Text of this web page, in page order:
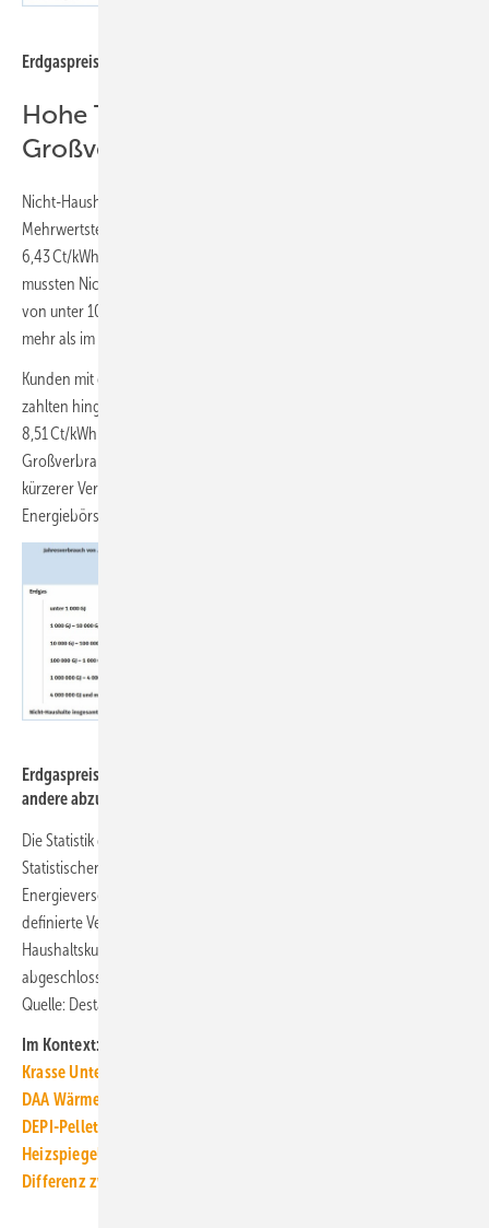
Erdgaspreise für private Haushalte in Ct/kWh.
Hohe Teuerung bei
Großverbrauchern
Nicht-Haushaltskunden zahlten für Erdgas im 1. Halbjahr 2022 ohne
Mehrwertsteuer und andere abzugsfähige Steuern durchschnittlich
6,43 Ct/kWh. Das waren 38,9 % mehr als im 2. Halbjahr 2021. Dabei
mussten Nicht-Haushaltskunden mit einem geringen Jahresverbrauch
von unter 1000 GJ/a (278 MWh) 6,27 Ct/kWh zahlen, das waren 15,0 %
mehr als im 2. Halbjahr 2021.
Kunden mit einem Verbrauch von über 4 Mio. GJ/a (1,1 Mio. MWh/a)
zahlten hingegen 49,8 % mehr als im 2. Halbjahr 2021 und mit
8,51 Ct/kWh sogar deutlich mehr als kleinere Verbraucher.
Großverbraucher sind aufgrund kurzfristigerer Beschaffung und
kürzerer Vertragslaufzeiten stärker von den Preissteigerungen an den
Energiebörsen betroffen.
Erdgaspreise für Nicht-Haushaltskunden ohne Mehrwertsteuer und
andere abzugsfähige Steuern in Ct/kWh.
Die Statistik der Erdgasdurchschnittspreise wird seit 2020 vom
Statistischen Bundesamt durchgeführt. Hierfür werden bei
Energieversorgern alle Verkaufspreise für nach dem Jahresverbrauch
definierte Verbrauchsgruppen für private Haushalte und Nicht-
Haushaltskunden, sowohl für Bestandskunden als auch neu
abgeschlossene Verträge, erhoben. ■
Quelle: Destatis / jv
Im Kontext:
Krasse Unterschiede bei Gaspreisen und Strompreisen
DAA WärmeIndex: Fossile Heizungen wieder stärker gefragt
DEPI-Pelletpreis 2022-10: Holzpellets kosten 743,81 Euro/t
Heizspiegel 2022: Heizen mit Gas doppelt so teuer wie 2020
Differenz zwischen Energiebedarf und -verbrauch – warum?